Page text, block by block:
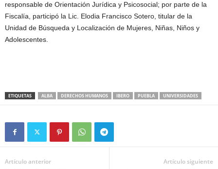
responsable de Orientación Jurídica y Psicosocial; por parte de la
Fiscalía, participó la Lic. Elodia Francisco Sotero, titular de la
Unidad de Búsqueda y Localización de Mujeres, Niñas, Niños y
Adolescentes.
ETIQUETAS ALBA DERECHOS HUMANOS IBERO PUEBLA UNIVERSIDADES
Artículo anterior Artículo siguiente